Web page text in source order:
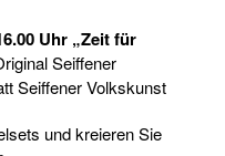
Uhr „Zeit für
Seiffener
Seiffener Volkskunst
und kreieren Sie